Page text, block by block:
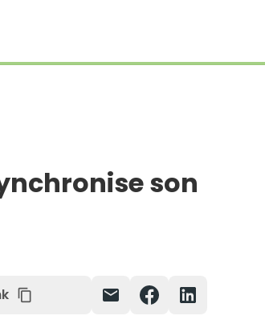
son
content_copy mail